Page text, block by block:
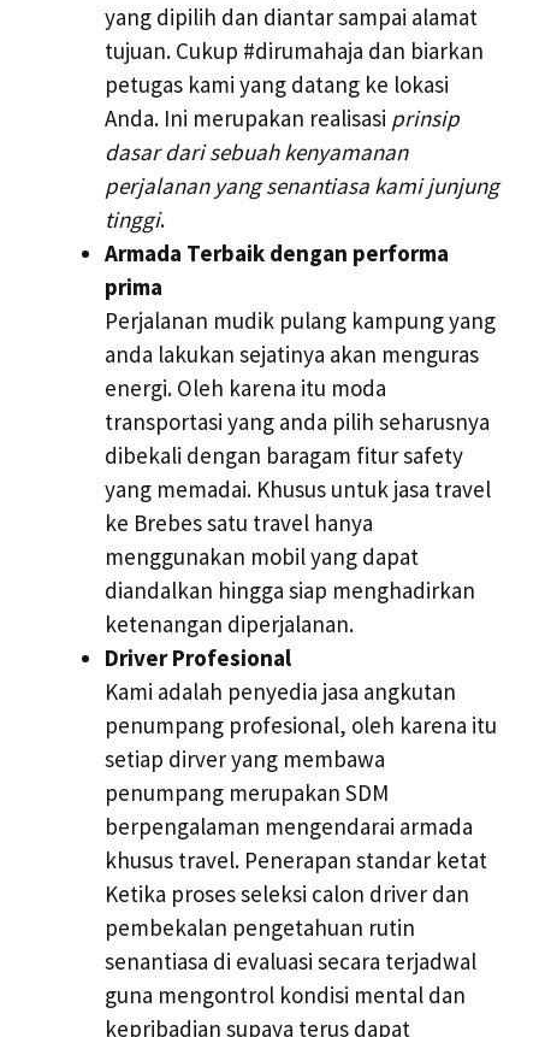
yang dipilih dan diantar sampai alamat
tujuan. Cukup #dirumahaja dan biarkan
petugas kami yang datang ke lokasi
Anda. Ini merupakan realisasi prinsip
dasar dari sebuah kenyamanan
perjalanan yang senantiasa kami junjung
tinggi.
Armada Terbaik dengan performa
prima
Perjalanan mudik pulang kampung yang
anda lakukan sejatinya akan menguras
energi. Oleh karena itu moda
transportasi yang anda pilih seharusnya
dibekali dengan baragam fitur safety
yang memadai. Khusus untuk jasa travel
ke Brebes satu travel hanya
menggunakan mobil yang dapat
diandalkan hingga siap menghadirkan
ketenangan diperjalanan.
Driver Profesional
Kami adalah penyedia jasa angkutan
penumpang profesional, oleh karena itu
setiap dirver yang membawa
penumpang merupakan SDM
berpengalaman mengendarai armada
khusus travel. Penerapan standar ketat
Ketika proses seleksi calon driver dan
pembekalan pengetahuan rutin
senantiasa di evaluasi secara terjadwal
guna mengontrol kondisi mental dan
kepribadian supaya terus dapat